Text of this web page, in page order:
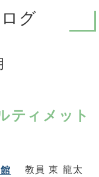
グ
ティメット
教員 東 龍太